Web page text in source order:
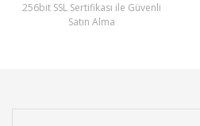
256bit SSL Sertifikası ile Güvenli
Satın Alma